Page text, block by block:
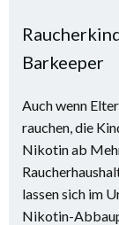
Barkeeper
Auch wenn
rauchen, die
Nikotin ab
lassen sich im
Nikotin-